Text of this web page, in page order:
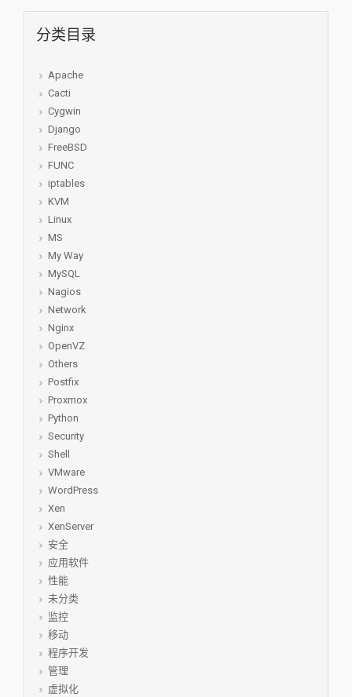
分类目录
Apache
Cacti
Cygwin
Django
FreeBSD
FUNC
iptables
KVM
Linux
MS
My Way
MySQL
Nagios
Network
Nginx
OpenVZ
Others
Postfix
Proxmox
Python
Security
Shell
VMware
WordPress
Xen
XenServer
安全
应用软件
性能
未分类
监控
移动
程序开发
管理
虚拟化